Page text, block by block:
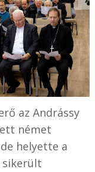
az Andrássy
német
helyette a
sikerült